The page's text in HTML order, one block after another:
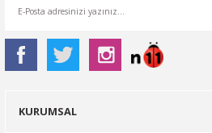
KURUMSAL